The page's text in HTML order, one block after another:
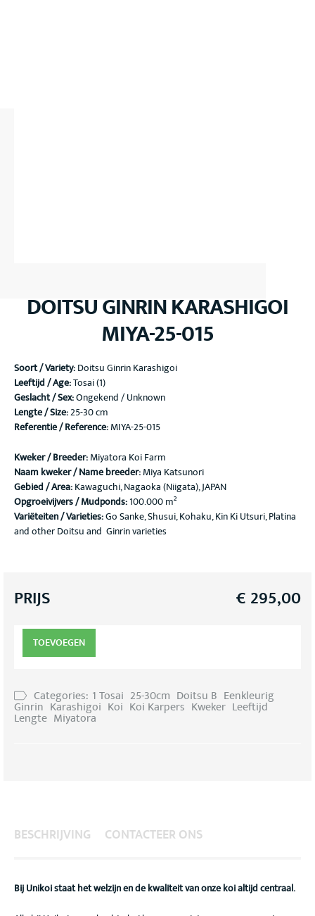
DOITSU GINRIN KARASHIGOI
MIYA-25-015
Soort / Variety:Doitsu Ginrin Karashigoi
Leeftijd / Age:Tosai (1)
Geslacht / Sex:Ongekend / Unknown
Lengte / Size:25-30 cm
Referentie / Reference:MIYA-25-015
Kweker / Breeder:Miyatora Koi Farm
Naam kweker / Name breeder:Miya Katsunori
Gebied / Area:Kawaguchi, Nagaoka (Niigata), JAPAN
Opgroeivijvers / Mudponds:100.000 m²
Variëteiten / Varieties:Go Sanke, Shusui, Kohaku, Kin Ki Utsuri, Platina
and other Doitsu and Ginrin varieties
PRIJS € 295,00
TOEVOEGEN
Categories: 1 Tosai 25-30cm Doitsu B Eenkleurig
Ginrin Karashigoi Koi Koi Karpers Kweker Leeftijd
Lengte Miyatora
BESCHRIJVING CONTACTEER ONS
Bij Unikoi staat het welzijn en de kwaliteit van onze koi altijd centraal.